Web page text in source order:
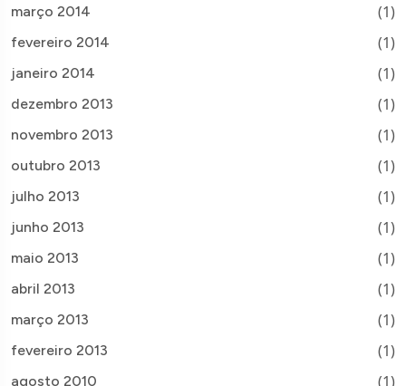
março 2014 (1)
fevereiro 2014 (1)
janeiro 2014 (1)
dezembro 2013 (1)
novembro 2013 (1)
outubro 2013 (1)
julho 2013 (1)
junho 2013 (1)
maio 2013 (1)
abril 2013 (1)
março 2013 (1)
fevereiro 2013 (1)
agosto 2010 (1)